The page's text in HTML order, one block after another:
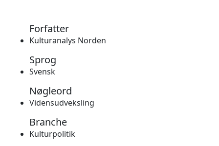
Forfatter
Kulturanalys Norden
Sprog
Svensk
Nøgleord
Vidensudveksling
Branche
Kulturpolitik